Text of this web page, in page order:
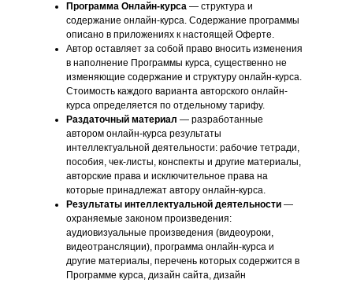
Программа Онлайн-курса — структура и
содержание онлайн-курса. Содержание программы
описано в приложениях к настоящей Оферте.
Автор оставляет за собой право вносить изменения
в наполнение Программы курса, существенно не
изменяющие содержание и структуру онлайн-курса.
Стоимость каждого варианта авторского онлайн-
курса определяется по отдельному тарифу.
Раздаточный материал — разработанные
автором онлайн-курса результаты
интеллектуальной деятельности: рабочие тетради,
пособия, чек-листы, конспекты и другие материалы,
авторские права и исключительное права на
которые принадлежат автору онлайн-курса.
Результаты интеллектуальной деятельности —
охраняемые законом произведения:
аудиовизуальные произведения (видеоуроки,
видеотрансляции), программа онлайн-курса и
другие материалы, перечень которых содержится в
Программе курса, дизайн сайта, дизайн